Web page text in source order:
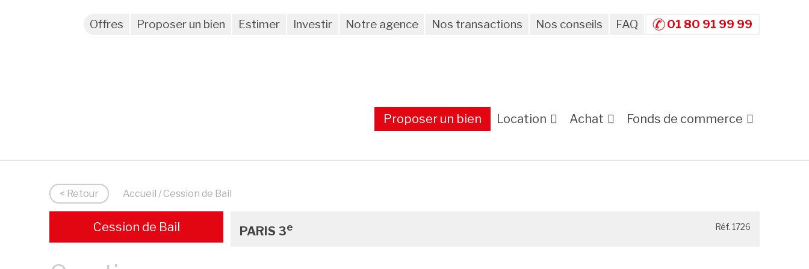
Offres Proposer un bien Estimer Investir Notre agence Nos transactions Nos conseils FAQ 01 80 91 99 99
Proposer un bien Location Achat Fonds de commerce
< Retour Accueil / Cession de Bail
Cession de Bail PARIS 3e Réf. 1726